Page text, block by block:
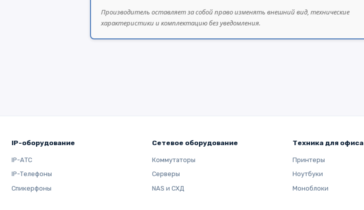
Производитель оставляет за собой право изменять внешний вид, технические
характеристики и комплектацию без уведомления.
IP-оборудование
IP-АТС
IP-Телефоны
Спикерфоны
Сетевое оборудование
Коммутаторы
Серверы
NAS и СХД
Техника для офиса
Принтеры
Ноутбуки
Моноблоки